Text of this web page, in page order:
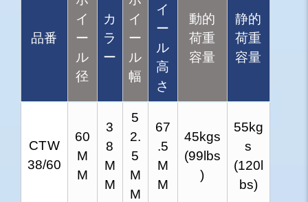
品番
イ
ー
ル
径
カ
ラ
ー
イ
ー
ル
幅
イ
ー
ル
高
さ
動的
荷重
容量
静的
荷重
容量
CTW
38/60
60
M
M
3
8
M
M
5
2.
5
M
M
67
.5
M
M
45kgs
(99lbs
)
55kg
s
(120l
bs)